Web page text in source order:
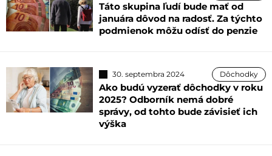
Táto skupina ľudí bude mať od
januára dôvod na radosť. Za týchto
podmienok môžu odísť do penzie
30. septembra 2024 Dôchodky
Ako budú vyzerať dôchodky v roku
2025? Odborník nemá dobré
správy, od tohto bude závisieť ich
výška